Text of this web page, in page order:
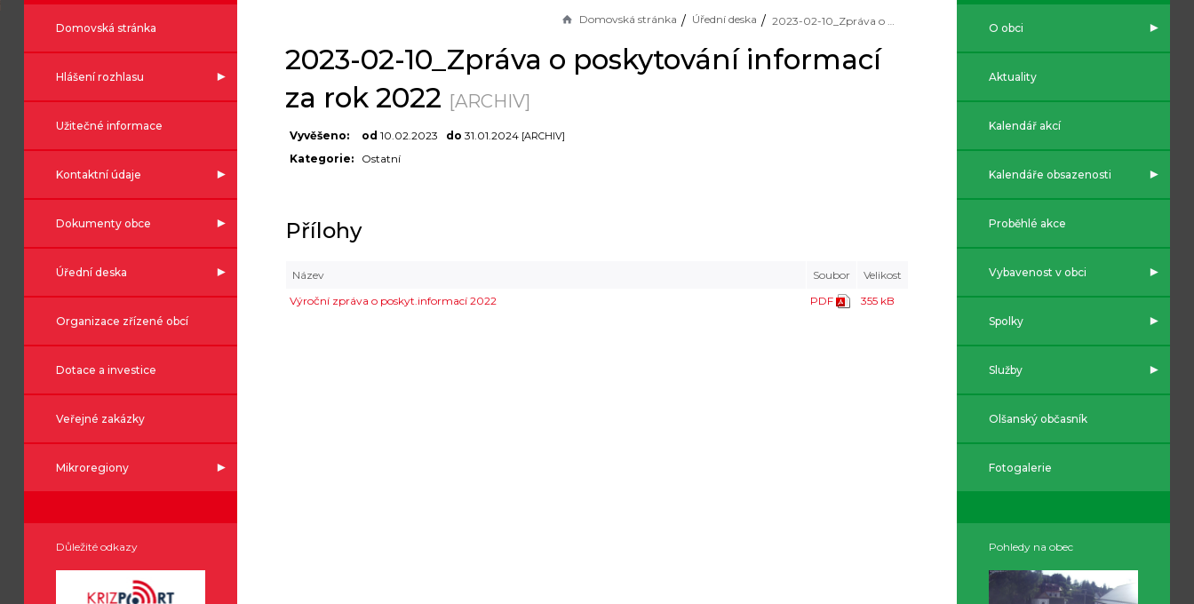
Domovská stránka
Hlášení rozhlasu
Užitečné informace
Kontaktní údaje
Dokumenty obce
Úřední deska
Organizace zřízené obcí
Dotace a investice
Veřejné zakázky
Mikroregiony
Důležité odkazy
Domovská stránka Úřední deska 2023-02-10_Zpráva o poskytování informací za rok 2022
2023-02-10_Zpráva o poskytování informací
za rok 2022 [ARCHIV]
Vyvěšeno: od 10.02.2023 do 31.01.2024 [ARCHIV]
Kategorie: Ostatní
Přílohy
Název Soubor
Velikost
Výroční zpráva o poskyt.informací 2022
PDF 355 kB
O obci
Aktuality
Kalendář akcí
Kalendáře obsazenosti
Proběhlé akce
Vybavenost v obci
Spolky
Služby
Olšanský občasník
Fotogalerie
Pohledy na obec